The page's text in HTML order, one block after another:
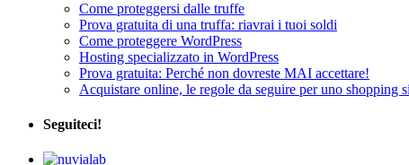
Come proteggersi dalle truffe
Prova gratuita di una truffa: riavrai i tuoi soldi
Come proteggere WordPress
Hosting specializzato in WordPress
Prova gratuita: Perché non dovreste MAI accettare!
Acquistare online, le regole da seguire per uno shopping
Seguiteci!